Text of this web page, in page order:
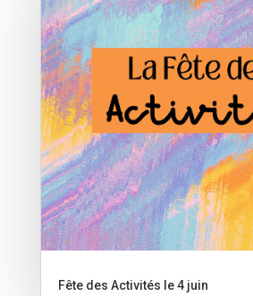
Fête des Activités le 4 juin